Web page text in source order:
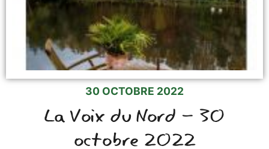
30 OCTOBRE 2022
La Voix du Nord - 30
octobre 2022